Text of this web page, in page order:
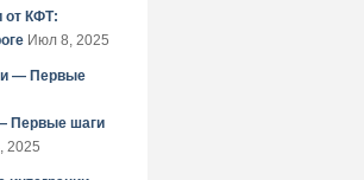
от КФТ:
Июл 8, 2025
Первые шаги
2025